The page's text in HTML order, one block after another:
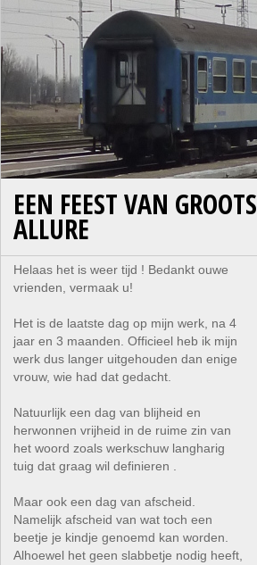
EEN FEEST VAN GROOTS
ALLURE
Helaas het is weer tijd ! Bedankt ouwe
vrienden, vermaak u!
Het is de laatste dag op mijn werk, na 4
jaar en 3 maanden. Officieel heb ik mijn
werk dus langer uitgehouden dan enige
vrouw, wie had dat gedacht.
Natuurlijk een dag van blijheid en
herwonnen vrijheid in de ruime zin van
het woord zoals werkschuw langharig
tuig dat graag wil definieren .
Maar ook een dag van afscheid.
Namelijk afscheid van wat toch een
beetje je kindje genoemd kan worden.
Alhoewel het geen slabbetje nodig heeft,